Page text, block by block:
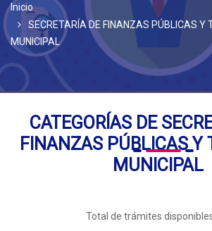
Inicio
SECRETARÍA DE FINANZAS PÚBLICAS Y
MUNICIPAL
CATEGORÍAS DE
FINANZAS PÚBLICAS Y
MUNICIPAL
Total de trámites